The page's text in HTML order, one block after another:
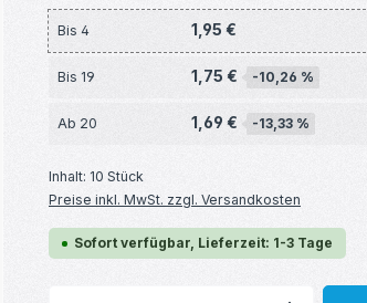
Bis 4 1,95 €
Bis 19 1,75 € -10,26 %
Ab 20 1,69 € -13,33 %
Inhalt: 10 Stück
Preise inkl. MwSt. zzgl. Versandkosten
Sofort verfügbar, Lieferzeit: 1-3 Tage